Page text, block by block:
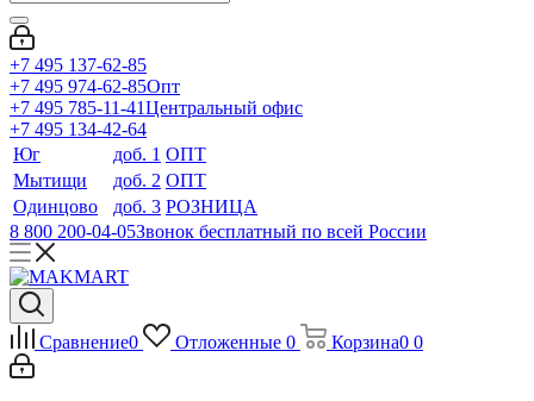
+7 495 137-62-85
+7 495 974-62-85Опт
+7 495 785-11-41Центральный офис
+7 495 134-42-64
Юг
доб. 1 ОПТ
Мытищи
доб. 2 ОПТ
Одинцово
доб. 3 РОЗНИЦА
8 800 200-04-05Звонок бесплатный по всей России
Сравнение0 Отложенные 0 Корзина0 0